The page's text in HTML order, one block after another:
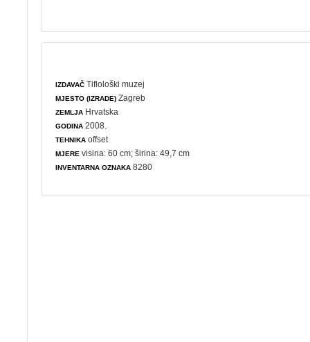
IZDAVAČ Tiflološki muzej
MJESTO (IZRADE) Zagreb
ZEMLJA Hrvatska
GODINA 2008.
TEHNIKA offset
MJERE visina: 60 cm; širina: 49,7 cm
INVENTARNA OZNAKA 8280